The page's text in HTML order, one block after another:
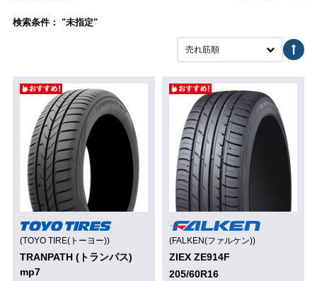
検索条件： "未指定"
売れ筋順
(TOYO TIRE(トーヨー))
TRANPATH (トランパス)
mp7
(FALKEN(ファルケン))
ZIEX ZE914F
205/60R16